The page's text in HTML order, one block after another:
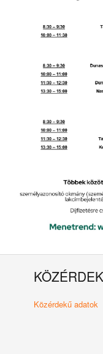
Közérdekű adatok